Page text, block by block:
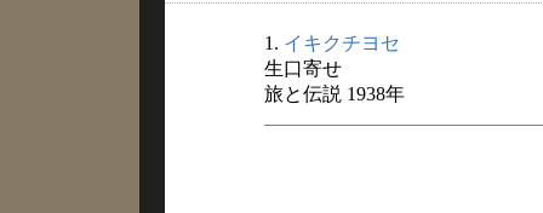
1. イキクチヨセ
生口寄せ
旅と伝説 1938年